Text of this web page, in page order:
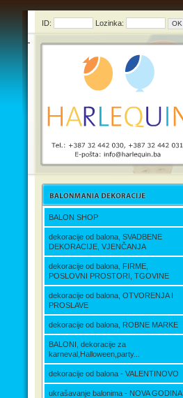
ID: Lozinka:
BALON SHOP
dekoracije od balona, SVADBENE
DEKORACIJE, VJENČANJA
dekoracije od balona, FIRME,
POSLOVNI PROSTORI, TGOVINE
dekoracije od balona, OTVORENJA I
PROSLAVE
dekoracije od balona, ROBNE MARKE
BALONI, dekoracije za
karneval,Halloween,party...
dekoracije od balona - VALENTINOVO
ukrašavanje balonima - NOVA GODINA